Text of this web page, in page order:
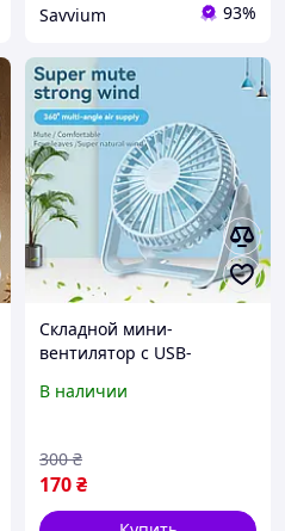
Savvium 93%
Складной мини-
вентилятор с USB-
мини вентилятор WX
В наличии
170₴
300 ₴